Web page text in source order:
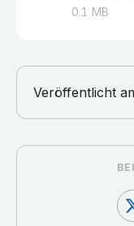
0.1 MB
Veröffentlicht